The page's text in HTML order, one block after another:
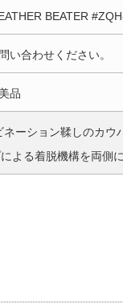
BEATER
い合わせください。
品
ネーション鞣しのカ
よる着脱機構を両側